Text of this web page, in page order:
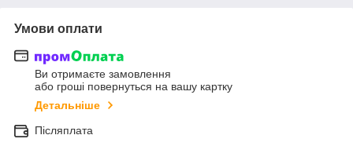
Умови оплати
Ви отримаєте замовлення
або гроші повернуться на вашу картку
Детальніше
Післяплата